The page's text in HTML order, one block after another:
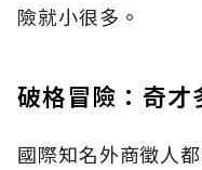
險就小很多。
破格冒險：奇才
國際知名外商徵人